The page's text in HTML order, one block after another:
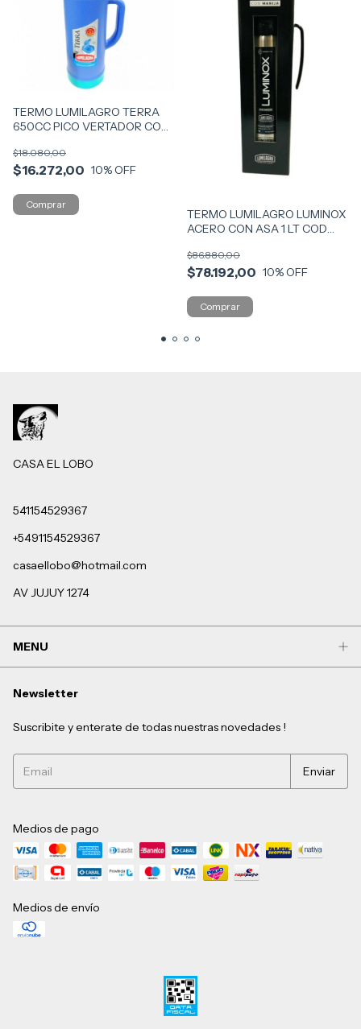
TERMO LUMILAGRO TERRA
650CC PICO VERTADOR COD
$16.272,00
$18.080,00
10% OFF
TERMO LUMILAGRO LUMINOX
ACERO CON ASA 1 LT COD
$78.192,00
$86.880,00
10% OFF
CASA EL LOBO
541154529367
+5491154529367
casaellobo@hotmail.com
AV JUJUY 1274
MENU
Newsletter
Suscribite y enterate de todas nuestras novedades !
Medios de pago
Medios de envío